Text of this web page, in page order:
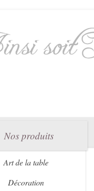
Nos produits
Art de la table
Décoration